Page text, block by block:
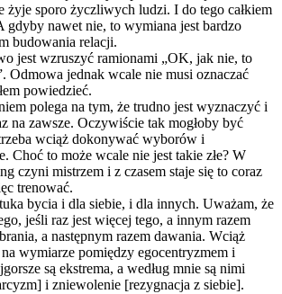
żyje sporo życzliwych ludzi. I do tego całkiem
gdyby nawet nie, to wymiana jest bardzo
budowania relacji.
jest wzruszyć ramionami „OK, jak nie, to
Odmowa jednak wcale nie musi oznaczać
powiedzieć.
polega na tym, że trudno jest wyznaczyć i
na zawsze. Oczywiście tak mogłoby być
wciąż dokonywać wyborów i
Choć to może wcale nie jest takie złe? W
czyni mistrzem i z czasem staje się to coraz
trenować.
bycia i dla siebie, i dla innych. Uważam, że
jeśli raz jest więcej tego, a innym razem
a następnym razem dawania. Wciąż
wymiarze pomiędzy egocentryzmem i
są ekstrema, a według mnie są nimi
i zniewolenie [rezygnacja z siebie].